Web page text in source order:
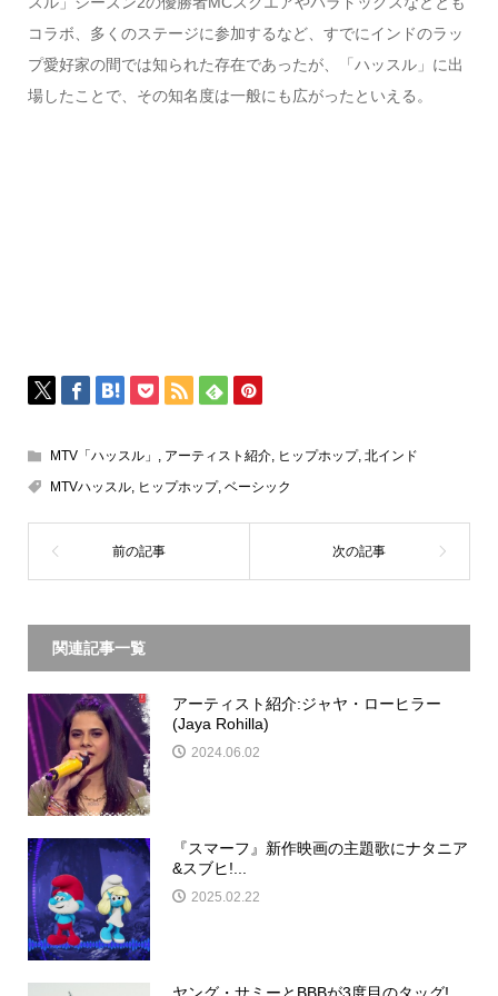
コラボ、多くのステージに参加するなど、すでにインドのラッ
プ愛好家の間では知られた存在であったが、「ハッスル」に出
場したことで、その知名度は一般にも広がったといえる。
MTV「ハッスル」 , アーティスト紹介, ヒップホップ, 北インド
MTVハッスル, ヒップホップ, ベーシック
関連記事一覧
アーティスト紹介:ジャヤ・ローヒラー
(Jaya Rohilla)
2024.06.02
『スマーフ』新作映画の主題歌にナタニア
&スブヒ!...
2025.02.22